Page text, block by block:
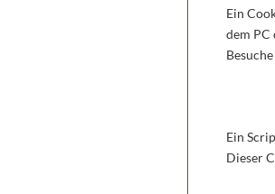
Ein
dem PC
Ein
Dieser